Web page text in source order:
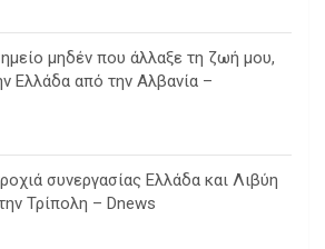
μηδέν που άλλαξε τη ζωή μου,
Ελλάδα από την Αλβανία –
συνεργασίας Ελλάδα και Λιβύη
Τρίπολη – Dnews